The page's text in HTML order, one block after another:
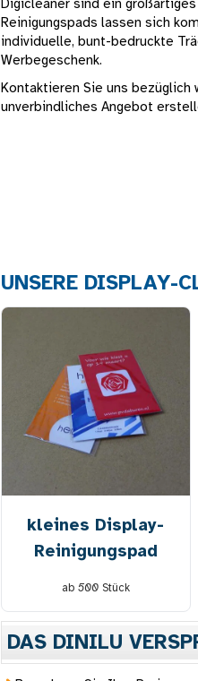
Reinigungspads lassen sich
individuelle, bunt-bedruckte
Werbegeschenk.
Kontaktieren Sie uns
unverbindliches Angebot
UNSERE DISPLAY-
kleines Display-
Reinigungspad
ab 500Stück
DAS DINILU